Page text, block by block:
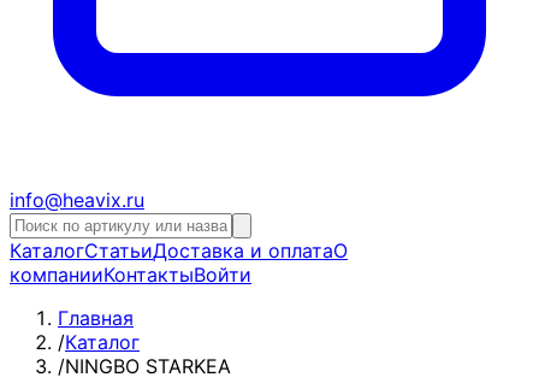
info@heavix.ru
КаталогСтатьиДоставка и оплатаО
компанииКонтактыВойти
Главная
/Каталог
/NINGBO STARKEA